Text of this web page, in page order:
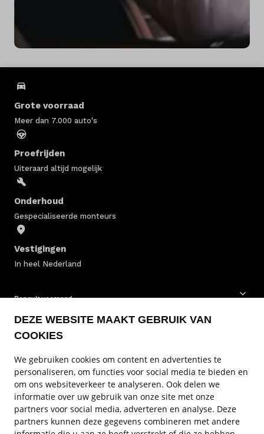
DEZE WEBSITE MAAKT GEBRUIK VAN
COOKIES
We gebruiken cookies om content en advertenties te
personaliseren, om functies voor social media te bieden en
om ons websiteverkeer te analyseren. Ook delen we
informatie over uw gebruik van onze site met onze
partners voor social media, adverteren en analyse. Deze
partners kunnen deze gegevens combineren met andere
Grote voorraad
Meer dan 7.000 auto's
Proefrijden
Uiteraard altijd mogelijk
Onderhoud
Gespecialiseerde monteurs
Vestigingen
In heel Nederland
Renault voorraad
Renault bedrijfswagens
Renault onderhoud
Renault diensten
Service en contact